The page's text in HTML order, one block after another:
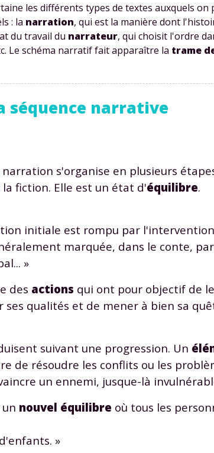
les différents types de textes auxquels
: la narration, qui est la manière dont
du travail du narrateur, qui choisit l'ordre
Le schéma narratif fait apparaître la trame
séquence narrative
narration s'organise en plusieurs
fiction. Elle est un état d'équilibre.
initiale est rompu par
marquée, dans le conte,
»
des actions qui ont pour objectif de
qualités et de mener à bien sa
suivant une progression. Un
de résoudre les conflits ou les
un ennemi, jusque-là
nouvel équilibre où tous les
»